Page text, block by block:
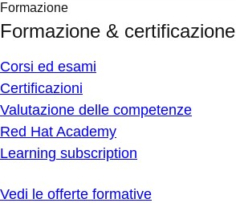
Formazione
Formazione & certificazione
Corsi ed esami
Certificazioni
Valutazione delle competenze
Red Hat Academy
Learning subscription
Vedi le offerte formative